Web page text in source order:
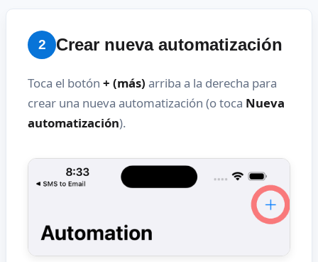
2 Crear nueva automatización
Toca el botón + (más) arriba a la derecha para
crear una nueva automatización (o toca Nueva
automatización).